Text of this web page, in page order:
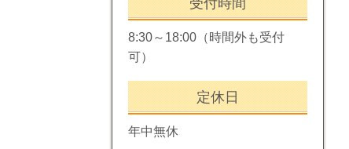
8:30～18:00（時間外も受付
可）
定休日
年中無休